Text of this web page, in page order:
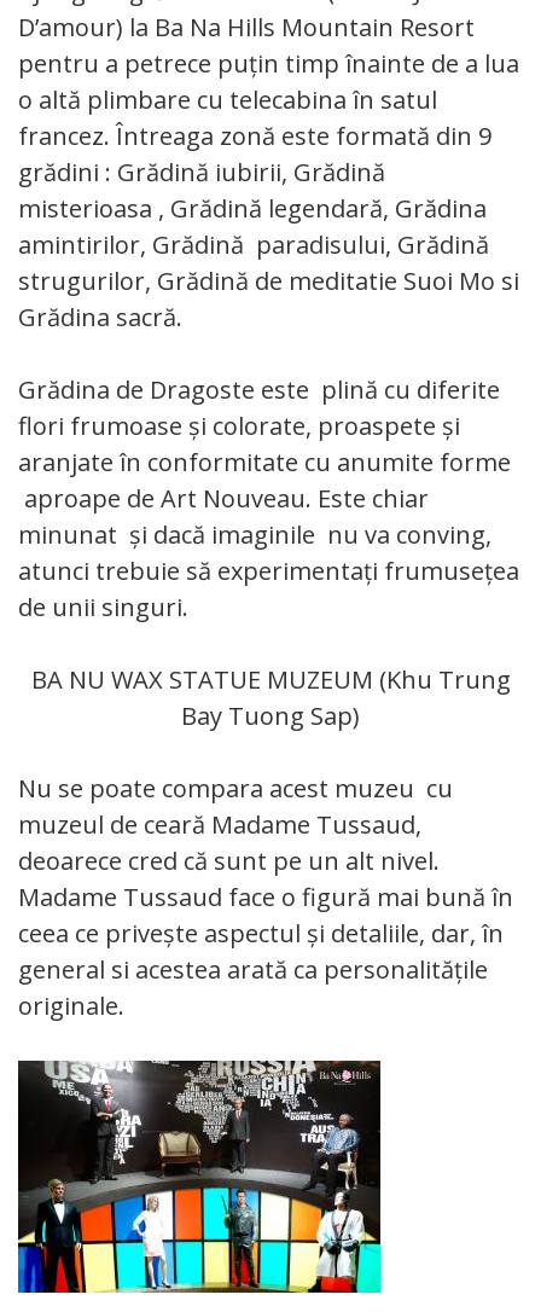
D’amour) la Ba Na Hills Mountain Resort
pentru a petrece puțin timp înainte de a lua
o altă plimbare cu telecabina în satul
francez. Întreaga zonă este formată din 9
grădini : Grădină iubirii, Grădină
misterioasa , Grădină legendară, Grădina
amintirilor, Grădină paradisului, Grădină
strugurilor, Grădină de meditatie Suoi Mo si
Grădina sacră.
Grădina de Dragoste este plină cu diferite
flori frumoase și colorate, proaspete și
aranjate în conformitate cu anumite forme
aproape de Art Nouveau. Este chiar
minunat și dacă imaginile nu va conving,
atunci trebuie să experimentați frumusețea
de unii singuri.
BA NU WAX STATUE MUZEUM (Khu Trung
Bay Tuong Sap)
Nu se poate compara acest muzeu cu
muzeul de ceară Madame Tussaud,
deoarece cred că sunt pe un alt nivel.
Madame Tussaud face o figură mai bună în
ceea ce privește aspectul și detaliile, dar, în
general si acestea arată ca personalitățile
originale.